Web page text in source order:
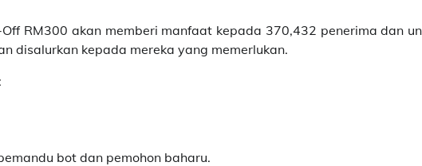
RM300 akan memberi manfaat kepada 370,432 penerima dan
disalurkan kepada mereka yang memerlukan.
bot dan pemohon baharu.